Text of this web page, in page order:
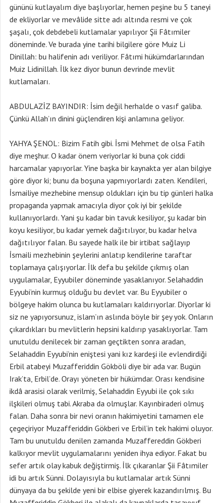
gününü kutlayalım diye başlıyorlar, hemen peşine bu 5 taneyi
de ekliyorlar ve mevâlide sitte adı altında resmi ve çok
şaşalı, çok debdebeli kutlamalar yapılıyor Şii Fâtımiler
döneminde. Ve burada yine tarihi bilgilere göre Muiz Li
Dinillah: bu halifenin adı veriliyor. Fâtımi hükümdarlarından
Muiz Lidinillah. İlk kez diyor bunun devrinde mevlit
kutlamaları.
ABDULAZİZ BAYINDIR: İsim değil herhalde o vasıf galiba.
Çünkü Allah’ın dinini güçlendiren kişi anlamına geliyor.
YAHYA ŞENOL: Bizim Fatih gibi. İsmi Mehmet de olsa Fatih
diye meşhur. O kadar önem veriyorlar ki buna çok ciddi
harcamalar yapıyorlar. Yine başka bir kaynakta yer alan bilgiye
göre diyor ki; bunu da boşuna yapmıyorlardı zaten. Kendileri,
İsmailiye mezhebine mensup oldukları için bu tip günleri halka
propaganda yapmak amacıyla diyor çok iyi bir şekilde
kullanıyorlardı. Yani şu kadar bin tavuk kesiliyor, şu kadar bin
koyu kesiliyor, bu kadar yemek dağıtılıyor, bu kadar helva
dağıtılıyor falan. Bu sayede halk ile bir irtibat sağlayıp
İsmaili mezhebinin şeylerini anlatıp kendilerine taraftar
toplamaya çalışıyorlar. İlk defa bu şekilde çıkmış olan
uygulamalar, Eyyubiler döneminde yasaklanıyor. Selahaddin
Eyyubi’nin kurmuş olduğu bu devlet var. Bu Eyyubiler o
bölgeye hakim olunca bu kutlamaları kaldırıyorlar. Diyorlar ki
siz ne yapıyorsunuz, islam’ın aslında böyle bir şey yok. Onların
çıkardıkları bu mevlitlerin hepsini kaldırıp yasaklıyorlar. Tam
unutuldu denilecek bir zaman geçtikten sonra aradan,
Selahaddin Eyyubi’nin eniştesi yani kız kardeşi ile evlendirdiği
Erbil atabeyi Muzafferiddin Gökböli diye bir ada var. Bugün
Irak’ta, Erbil’de. Orayı yöneten bir hükümdar. Orası kendisine
ikdâ arasisi olarak verilmiş, Selahaddin Eyyubi ile çok sıkı
ilşkileri olmuş tabi. Akraba da olmuşlar. Kayınbiraderi olmuş
falan. Daha sonra bir nevi oranın hakimiyetini tamamen ele
çegeçiriyor Muzafferiddin Gökberi ve Erbil’in tek hakimi oluyor.
Tam bu unutuldu denilen zamanda Muzaffereddin Gökberi
kalkıyor mevlit uygulamalarını yeniden ihya ediyor. Fakat bu
sefer artık olay kabuk değiştirmiş. İlk çıkaranlar Şii Fâtımiler
idi bu artık Sünni. Dolayısıyla bu kutlamalar artık Sünni
dünyaya da bu şekilde yeni bir elbise giyerek kazandırılmış. Bu